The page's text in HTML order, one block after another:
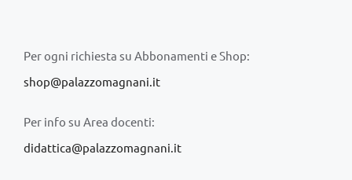
Per ogni richiesta su Abbonamenti e Shop:
shop@palazzomagnani.it
Per info su Area docenti:
didattica@palazzomagnani.it